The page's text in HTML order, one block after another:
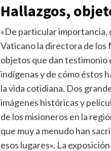
Hallazgos,
«De particular importancia,
Vaticano la directora de los
objetos que dan testimonio
indígenas y de cómo éstos
la vida cotidiana. Dos
imágenes históricas y
de los misioneros en la
que muy a menudo han
esos lugares». La